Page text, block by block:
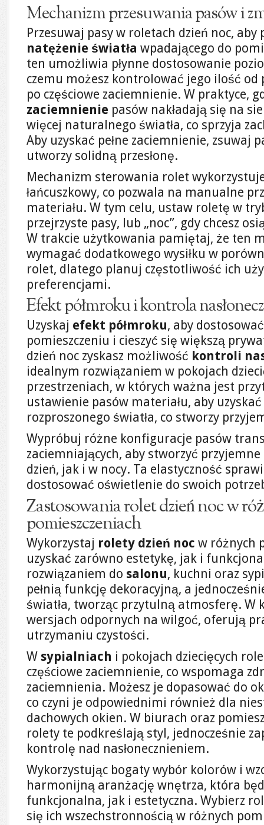
Mechanizm przesuwania pasów i
Przesuwaj pasy w roletach dzień noc,
natężenie światła wpadającego do
ten umożliwia płynne dostosowanie
czemu możesz kontrolować jego ilość od
po częściowe zaciemnienie. W praktyce,
zaciemnienie pasów nakładają się na
więcej naturalnego światła, co sprzyja
Aby uzyskać pełne zaciemnienie, zsuwaj
utworzy solidną przesłonę.
Mechanizm sterowania rolet
łańcuszkowy, co pozwala na manualne
materiału. W tym celu, ustaw roletę w
przejrzyste pasy, lub „noc”, gdy chcesz
W trakcie użytkowania pamiętaj, że ten
wymagać dodatkowego wysiłku w
rolet, dlatego planuj częstotliwość ich
preferencjami.
Efekt półmroku i kontrola
Uzyskaj efekt półmroku, aby
pomieszczeniu i cieszyć się większą
dzień noc zyskasz możliwość kontroli
idealnym rozwiązaniem w pokojach
przestrzeniach, w których ważna jest
ustawienie pasów materiału, aby
rozproszonego światła, co stworzy
Wypróbuj różne konfiguracje pasów
zaciemniających, aby stworzyć
dzień, jak i w nocy. Ta elastyczność
dostosować oświetlenie do swoich
Zastosowania rolet dzień noc w
pomieszczeniach
Wykorzystaj rolety dzień noc w różnych
uzyskać zarówno estetykę, jak i
rozwiązaniem do salonu, kuchni oraz
pełnią funkcję dekoracyjną, a
światła, tworząc przytulną atmosferę. W
wersjach odpornych na wilgoć, oferują
utrzymaniu czystości.
W sypialniach i pokojach dziecięcych
częściowe zaciemnienie, co wspomaga
zaciemnienia. Możesz je dopasować do
co czyni je odpowiednimi również dla
dachowych okien. W biurach oraz
rolety te podkreślają styl, jednocześnie
kontrolę nad nasłonecznieniem.
Wykorzystując bogaty wybór kolorów i
harmonijną aranżację wnętrza, która
funkcjonalna, jak i estetyczna. Wybierz
się ich wszechstronnością w różnych